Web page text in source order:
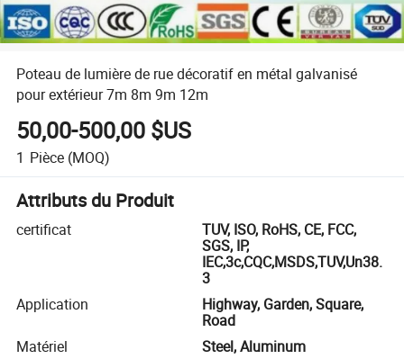
Poteau de lumière de rue décoratif en métal galvanisé
pour extérieur 7m 8m 9m 12m
50,00-500,00 $US
1 Pièce (MOQ)
Attributs du Produit
certificat
TUV, ISO, RoHS, CE, FCC,
SGS, IP,
IEC,3c,CQC,MSDS,TUV,Un38.
3
Application
Highway, Garden, Square,
Road
Matériel
Steel, Aluminum